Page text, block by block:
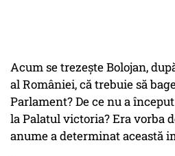
Acum se trezeşte Bolojan,
al României, că trebuie să
Parlament? De ce nu a
la Palatul victoria? Era vorba
anume a determinat această